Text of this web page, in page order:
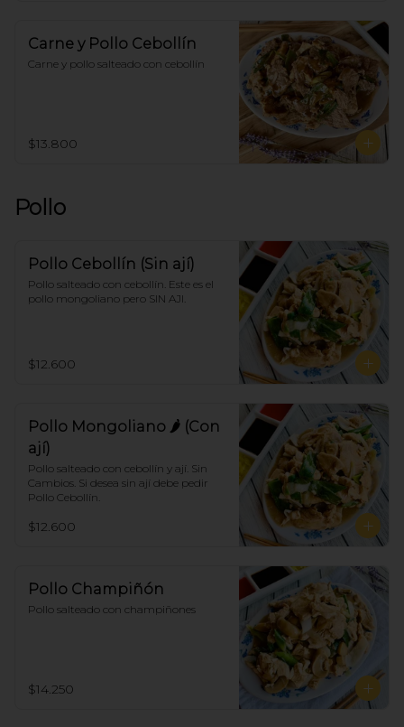
Carne y Pollo Cebollín
Carne y pollo salteado con cebollín
$13.800
Pollo
Pollo Cebollín (Sin ají)
Pollo salteado con cebollín. Este es el
pollo mongoliano pero SIN AJI.
$12.600
Pollo Mongoliano 🌶 (Con
ají)
Pollo salteado con cebollín y ají. Sin
Cambios. Si desea sin ají debe pedir
Pollo Cebollín.
$12.600
Pollo Champiñón
Pollo salteado con champiñones
$14.250